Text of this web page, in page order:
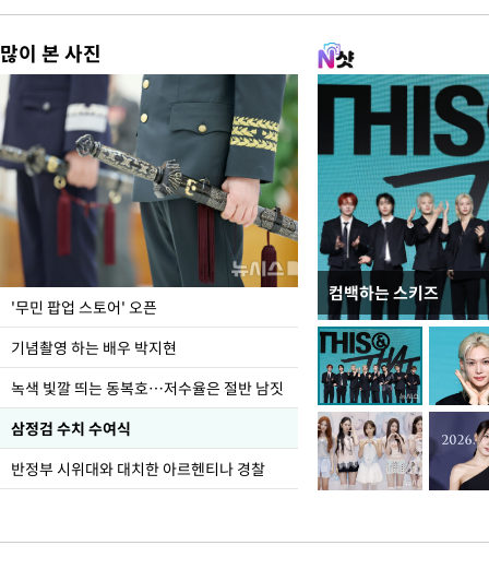
많이 본 사진
'무민 팝업 스토어' 오픈
기념촬영 하는 배우 박지현
녹색 빛깔 띄는 동복호…저수율은 절반 남짓
삼정검 수치 수여식
반정부 시위대와 대치한 아르헨티나 경찰
컴백하는 스키즈
지석천 뒤덮은 개구리